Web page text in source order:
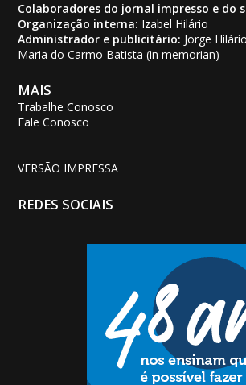
Colaboradores do jornal impresso e do
Organização interna: Izabel Hilário
Administrador e publicitário: Jorge Hilário
Maria do Carmo Batista (in memorian)
MAIS
Trabalhe Conosco
Fale Conosco
VERSÃO IMPRESSA
REDES SOCIAIS